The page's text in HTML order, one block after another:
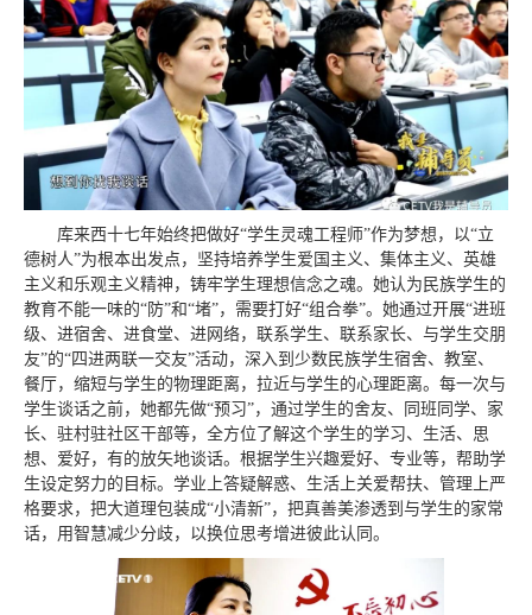
库来西十七年始终把做好“学生灵魂工程师”作为梦想，以“立
德树人”为根本出发点，坚持培养学生爱国主义、集体主义、英雄
主义和乐观主义精神，铸牢学生理想信念之魂。她认为民族学生的
教育不能一味的“防”和“堵”，需要打好“组合拳”。她通过开展“进班
级、进宿舍、进食堂、进网络，联系学生、联系家长、与学生交朋
友”的“四进两联一交友”活动，深入到少数民族学生宿舍、教室、
餐厅，缩短与学生的物理距离，拉近与学生的心理距离。每一次与
学生谈话之前，她都先做“预习”，通过学生的舍友、同班同学、家
长、驻村驻社区干部等，全方位了解这个学生的学习、生活、思
想、爱好，有的放矢地谈话。根据学生兴趣爱好、专业等，帮助学
生设定努力的目标。学业上答疑解惑、生活上关爱帮扶、管理上严
格要求，把大道理包装成“小清新”，把真善美渗透到与学生的家常
话，用智慧减少分歧，以换位思考增进彼此认同。